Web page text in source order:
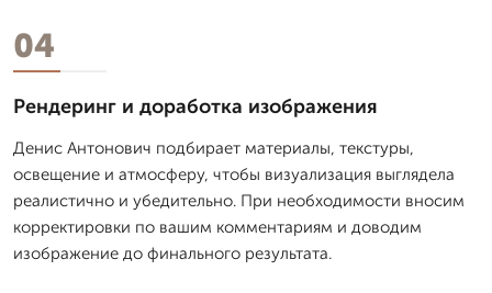
04
Рендеринг и доработка изображения
Денис Антонович подбирает материалы, текстуры,
освещение и атмосферу, чтобы визуализация выглядела
реалистично и убедительно. При необходимости вносим
корректировки по вашим комментариям и доводим
изображение до финального результата.